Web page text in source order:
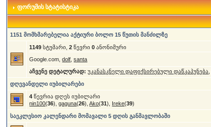
ფორუმის სტატისტიკა
1151 მომხმარებელია აქტიური ბოლო 15 წუთის მანძილზე
1149 სტუმარი,2 წევრი0 ანონიმური
Google.com,dolf ,santa
აჩვენე დეტალურად: უკანასკნელი დაფიქსირებული დაწკაპუნება
დღევანდელი იუბილარები
4 წევრია დღეს იუბილარი
nin100(36),gaguna(26),Ako(31), Ireke(39)
საეკლესიო კალენდარი მომავალი 5 დღის განმავლობაში